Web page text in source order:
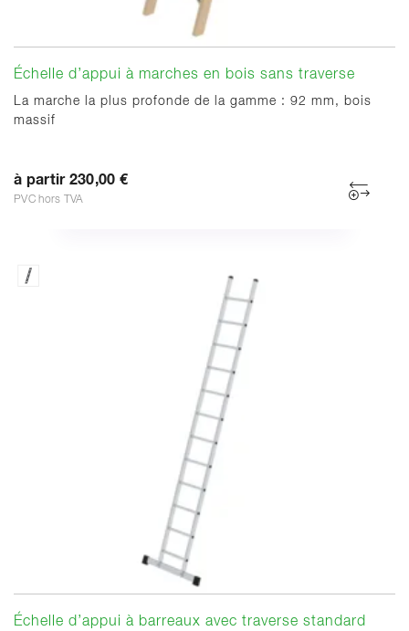
Échelle d’appui à marches en bois sans traverse
La marche la plus profonde de la gamme : 92 mm, bois
massif
à partir 230,00 €
PVC hors TVA
Échelle d’appui à barreaux avec traverse standard